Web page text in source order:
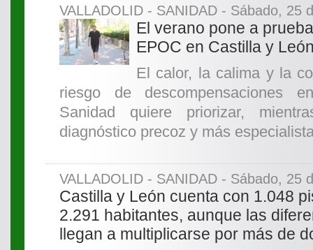
VALLADOLID - SANIDAD - Sábado, 25
El verano pone a
EPOC en Castilla y
El calor, la calima y la
riesgo de descompensaciones
Sanidad quiere priorizar,
diagnóstico precoz y más
VALLADOLID - SANIDAD - Sábado, 25
Castilla y León cuenta con 1.048
2.291 habitantes, aunque las
llegan a multiplicarse por más de